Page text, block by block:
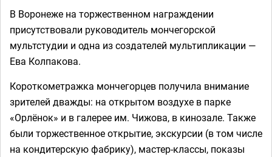
В Воронеже на торжественном награждении
присутствовали руководитель мончегорской
мультстудии и одна из создателей мультипликации —
Ева Колпакова.
Короткометражка мончегорцев получила внимание
зрителей дважды: на открытом воздухе в парке
«Орлёнок» и в галерее им. Чижова, в кинозале. Также
были торжественное открытие, экскурсии (в том числе
на кондитерскую фабрику), мастер-классы, показы